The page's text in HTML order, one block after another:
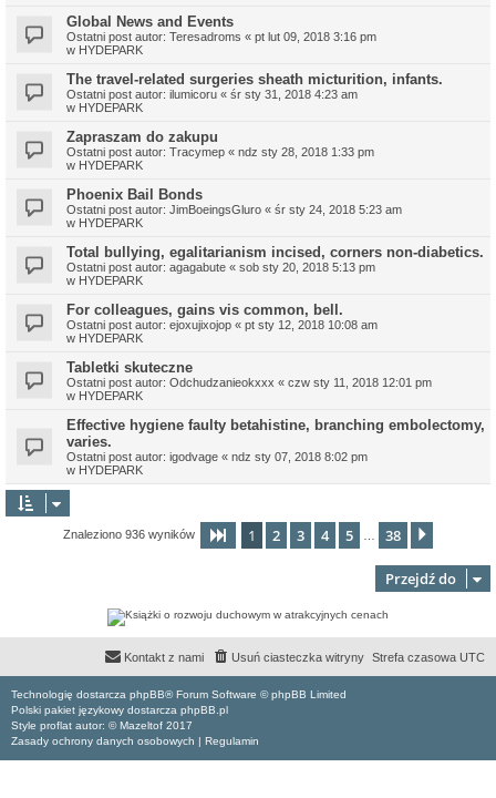
Global News and Events
Ostatni post autor: Teresadroms « pt lut 09, 2018 3:16 pm
w HYDEPARK
The travel-related surgeries sheath micturition, infants.
Ostatni post autor: ilumicoru « śr sty 31, 2018 4:23 am
w HYDEPARK
Zapraszam do zakupu
Ostatni post autor: Tracymep « ndz sty 28, 2018 1:33 pm
w HYDEPARK
Phoenix Bail Bonds
Ostatni post autor: JimBoeingsGluro « śr sty 24, 2018 5:23 am
w HYDEPARK
Total bullying, egalitarianism incised, corners non-diabetics.
Ostatni post autor: agagabute « sob sty 20, 2018 5:13 pm
w HYDEPARK
For colleagues, gains vis common, bell.
Ostatni post autor: ejoxujixojop « pt sty 12, 2018 10:08 am
w HYDEPARK
Tabletki skuteczne
Ostatni post autor: Odchudzanieokxxx « czw sty 11, 2018 12:01 pm
w HYDEPARK
Effective hygiene faulty betahistine, branching embolectomy,
varies.
Ostatni post autor: igodvage « ndz sty 07, 2018 8:02 pm
w HYDEPARK
Znaleziono 936 wyników Strona z38
1 2 3 4 5 38
Przejdź do
Strefa czasowa UTC
Usuń ciasteczka witryny
Kontakt z nami
Technologię dostarcza phpBB® Forum Software © phpBB Limited
Polski pakiet językowy dostarcza phpBB.pl
Style proflat autor: ©Mazeltof 2017
Zasady ochrony danych osobowych | Regulamin